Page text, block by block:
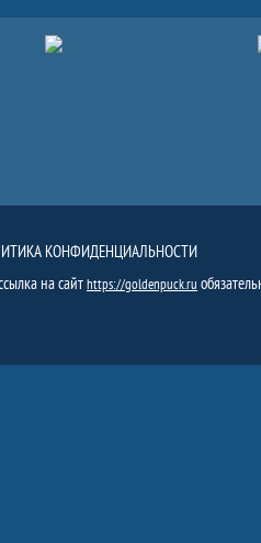
КОНФИДЕНЦИАЛЬНОСТИ
на сайтhttps://goldenpuck.ru